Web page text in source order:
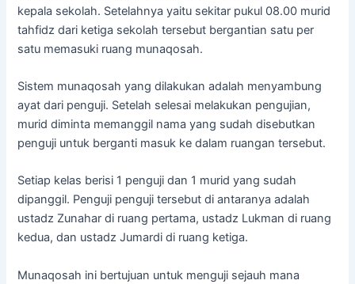
kepala sekolah. Setelahnya yaitu sekitar pukul 08.00 murid
tahfidz dari ketiga sekolah tersebut bergantian satu per
satu memasuki ruang munaqosah.
Sistem munaqosah yang dilakukan adalah menyambung
ayat dari penguji. Setelah selesai melakukan pengujian,
murid diminta memanggil nama yang sudah disebutkan
penguji untuk berganti masuk ke dalam ruangan tersebut.
Setiap kelas berisi 1 penguji dan 1 murid yang sudah
dipanggil. Penguji penguji tersebut di antaranya adalah
ustadz Zunahar di ruang pertama, ustadz Lukman di ruang
kedua, dan ustadz Jumardi di ruang ketiga.
Munaqosah ini bertujuan untuk menguji sejauh mana